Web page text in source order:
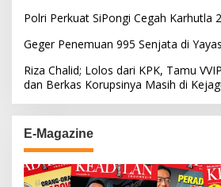
Polri Perkuat SiPongi Cegah Karhutla
Geger Penemuan 995 Senjata di
Riza Chalid; Lolos dari KPK, Tamu
dan Berkas Korupsinya Masih di
E-Magazine